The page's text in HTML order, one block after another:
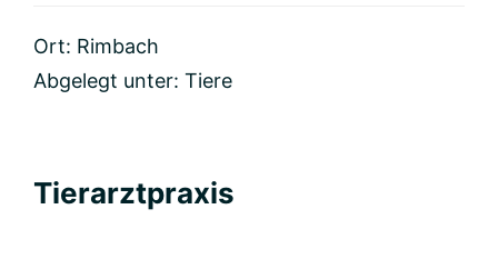
Ort: Rimbach
Abgelegt unter: Tiere
Tierarztpraxis